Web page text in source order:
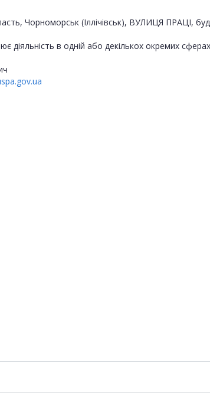
Чорноморськ (Іллічівськ), ВУЛИЦЯ ПРАЦІ,
діяльність в одній або декількох окремих